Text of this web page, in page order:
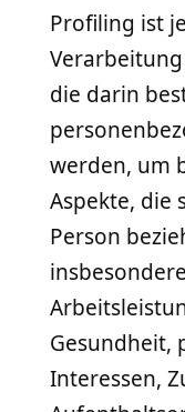
Profiling ist
die darin
werden, um
Aspekte, die
Person
Gesundheit,
Interessen,